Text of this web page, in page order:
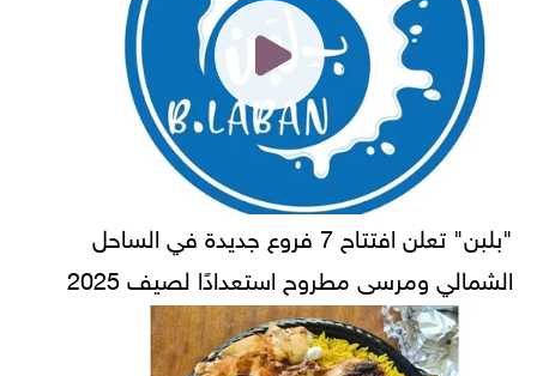
"بلبن" تعلن افتتاح 7 فروع جديدة في الساحل
الشمالي ومرسى مطروح استعدادًا لصيف 2025